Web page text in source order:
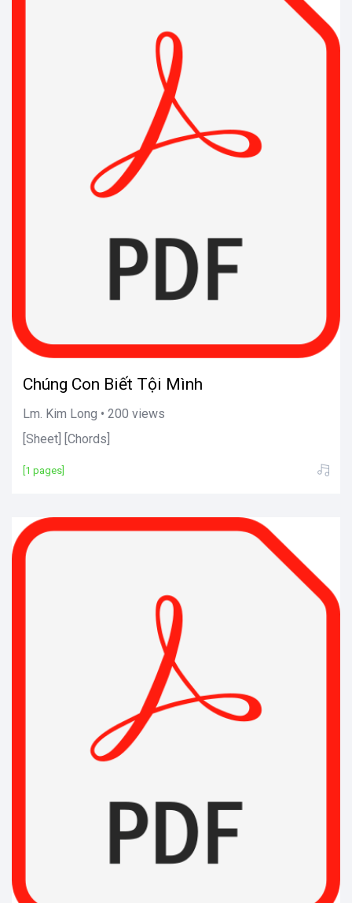
Chúng Con Biết Tội Mình
Lm. Kim Long • 200 views
[Sheet] [Chords]
[1 pages]